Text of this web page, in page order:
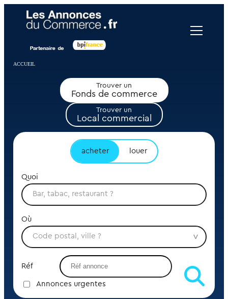
ACCUEIL
Trouver un
Fonds de commerce
Trouver un
Local commercial
acheter louer
Quoi
Où
Réf
Annonces urgentes
Panneau de gestion des cookies